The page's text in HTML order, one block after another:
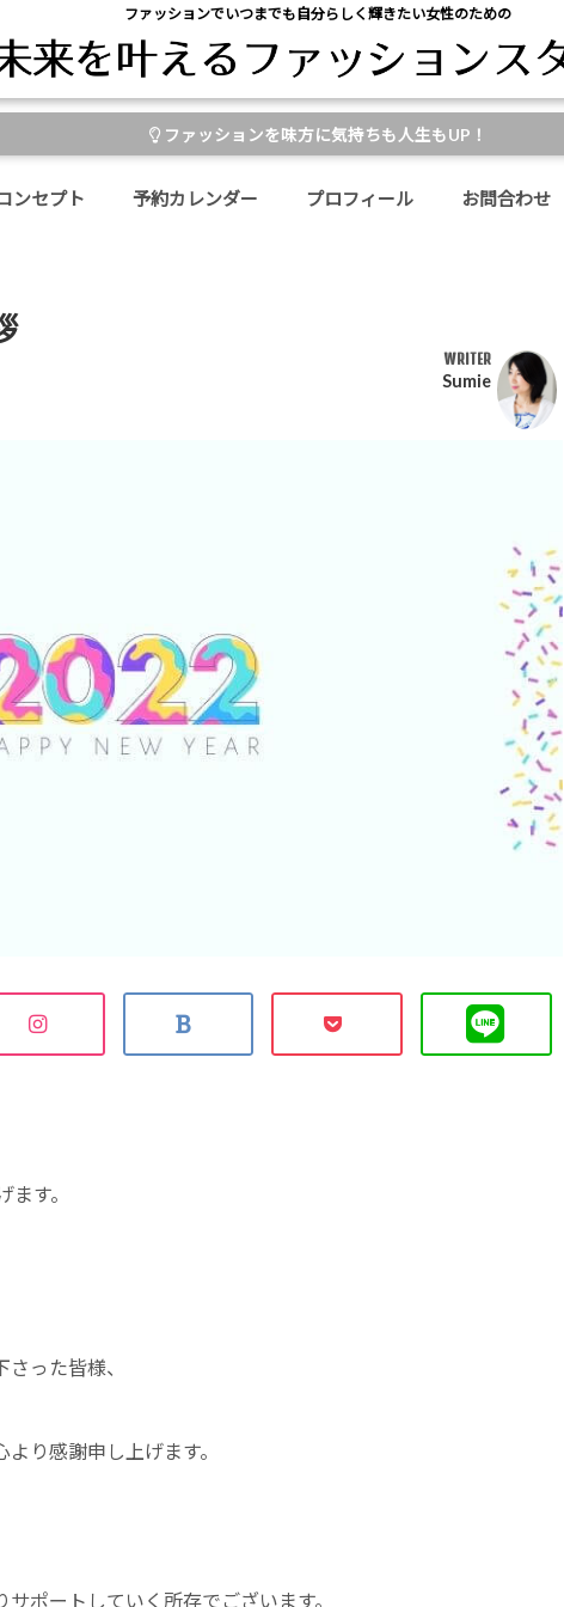
ファッションでいつまでも自分らしく輝きたい女性のための
ファッションを味方に気持ちも人生もUP！
ンセプト 予約カレンダー プロフィール お問合わせ
WRITER
Sumie
す。
った皆様、
り感謝申し上げます。
ポートしていく所存でございます。